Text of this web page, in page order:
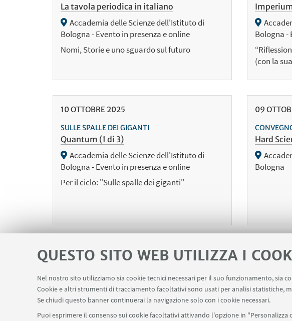
QUESTO SITO WEB UTILIZZA I
Nel nostro sito utilizziamo sia cookie tecnici necessari per il suo funzionamento,
Cookie e altri strumenti di tracciamento facoltativi sono usati per analisi statistiche,
Se chiudi questo banner continuerai la navigazione solo con i cookie necessari.
Puoi esprimere il consenso sui cookie facoltativi attivando l'opzione in
La tavola periodica in italiano
Accademia delle Scienze dell'Istituto di
Bologna - Evento in presenza e online
Nomi, Storie e uno sguardo sul futuro
Bologna -
(con la
10OTTOBRE 2025
SULLE SPALLE DEI GIGANTI
Quantum (1 di 3)
Accademia delle Scienze dell'Istituto di
Bologna - Evento in presenza e online
Per il ciclo: "Sulle spalle dei giganti"
09
Hard
Bologna
«
Precedenti
12
elementi